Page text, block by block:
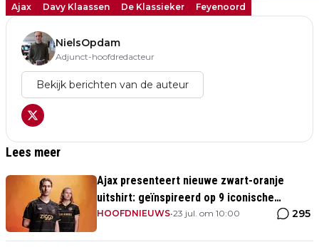
Ajax Davy Klaassen De Klassieker Feyenoord
NielsOpdam
Adjunct-hoofdredacteur
Bekijk berichten van de auteur
Lees meer
Ajax presenteert nieuwe zwart-oranje
uitshirt: geïnspireerd op 9 iconische
momenten uit clubhistorie
HOOFDNIEUWS•23 jul. om 10:00 295